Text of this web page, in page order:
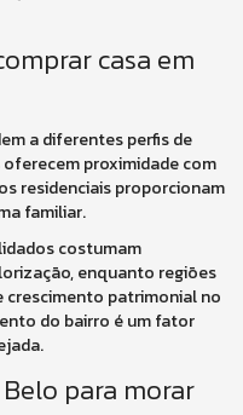
casa em
a diferentes perfis de
proximidade com
residenciais proporcionam
familiar.
costumam
enquanto regiões
crescimento patrimonial no
do bairro é um fator
para morar